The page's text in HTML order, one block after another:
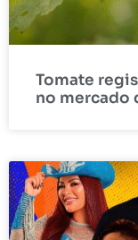
Tomate
no mercado